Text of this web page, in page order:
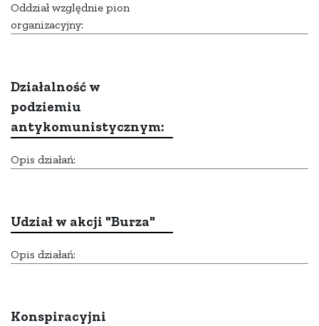
Oddział względnie pion
organizacyjny:
Działalność w
podziemiu
antykomunistycznym:
Opis działań:
Udział w akcji "Burza"
Opis działań:
Konspiracyjni